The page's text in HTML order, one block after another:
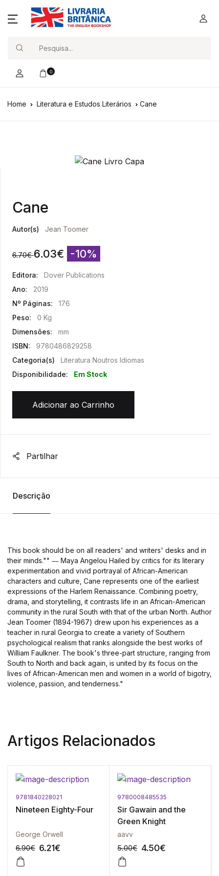
0
Home Literatura e Estudos Literários Cane
Cane
Autor(s) Jean Toomer
6.70€ 6.03€ -10%
Editora:
Dover Publications
Ano:
2019
Nº Páginas:
176
Peso:
0 Kg
Dimensões:
mm
ISBN:
9780486829258
Categoria(s)
Literatura Noutros Idiomas
Disponibilidade:
Em Stock
Adicionar ao Carrinho
Partilhar
Descrição
This book should be on all readers' and writers' desks and in
their minds."" ― Maya Angelou Hailed by critics for its literary
experimentation and vivid portrayal of African-American
characters and culture, Cane represents one of the earliest
expressions of the Harlem Renaissance. Combining poetry,
drama, and storytelling, it contrasts life in an African-American
community in the rural South with that of the urban North. Author
Jean Toomer (1894-1967) drew upon his experiences as a
teacher in rural Georgia to create a variety of Southern
psychological realism that ranks alongside the best works of
William Faulkner. The book's three-part structure, ranging from
South to North and back again, is united by its focus on the
lives of African-American men and women in a world of bigotry,
violence, passion, and tenderness."
Artigos Relacionados
9781840228021
Nineteen Eighty-Four
George Orwell
6.90€ 6.21€
9780008485535
Sir Gawain and the
Green Knight
aavv
5.00€ 4.50€